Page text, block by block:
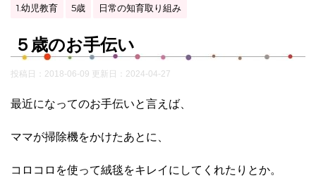
1.幼児教育 5歳 日常の知育取り組み
５歳のお手伝い
投稿日：2018-06-09 更新日： 2024-04-27
最近になってのお手伝いと言えば、
ママが掃除機をかけたあとに、
コロコロを使って絨毯をキレイにしてくれたりとか。